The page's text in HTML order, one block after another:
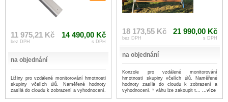
11 975,21 Kč
bez DPH
14 490,00 Kč
s DPH
na objednání
Ližiny pro vzdálené monitorování hmotnosti
skupiny včelích úlů. Naměřené hodnoty
zasílá do cloudu k zobrazení a vyhodnocení.
18 173,55 Kč
bez DPH
21 990,00 Kč
s DPH
na objednání
Konzole pro vzdálené monitorování
hmotnosti skupiny včelích úlů. Naměřené
hodnoty zasílá do cloudu k zobrazení a
vyhodnocení. * váhu lze zakoupit t... ...více